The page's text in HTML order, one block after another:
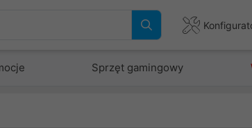
Sprzęt gamingowy